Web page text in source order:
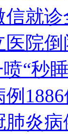
就
医院倒
“秒
炎病